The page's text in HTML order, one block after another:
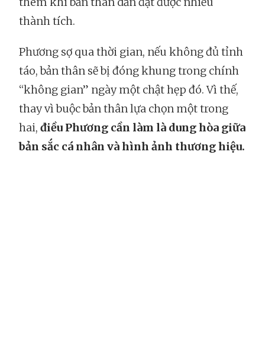
thành tích.
Phương sợ qua thời gian, nếu không đủ tỉnh
táo, bản thân sẽ bị đóng khung trong chính
“không gian” ngày một chật hẹp đó. Vì thế,
thay vì buộc bản thân lựa chọn một trong
hai, điều Phương cần làm là dung hòa giữa
bản sắc cá nhân và hình ảnh thương hiệu.